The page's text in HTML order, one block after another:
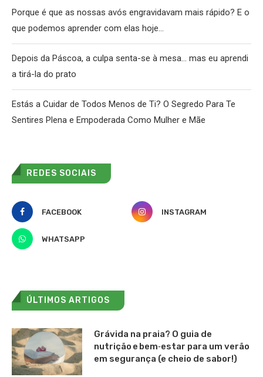
Porque é que as nossas avós engravidavam mais rápido? E o
que podemos aprender com elas hoje…
Depois da Páscoa, a culpa senta-se à mesa… mas eu aprendi
a tirá-la do prato
Estás a Cuidar de Todos Menos de Ti? O Segredo Para Te
Sentires Plena e Empoderada Como Mulher e Mãe
REDES SOCIAIS
FACEBOOK INSTAGRAM
WHATSAPP
ÚLTIMOS ARTIGOS
Grávida na praia? O guia de
nutrição e bem‑estar para um verão
em segurança (e cheio de sabor!)